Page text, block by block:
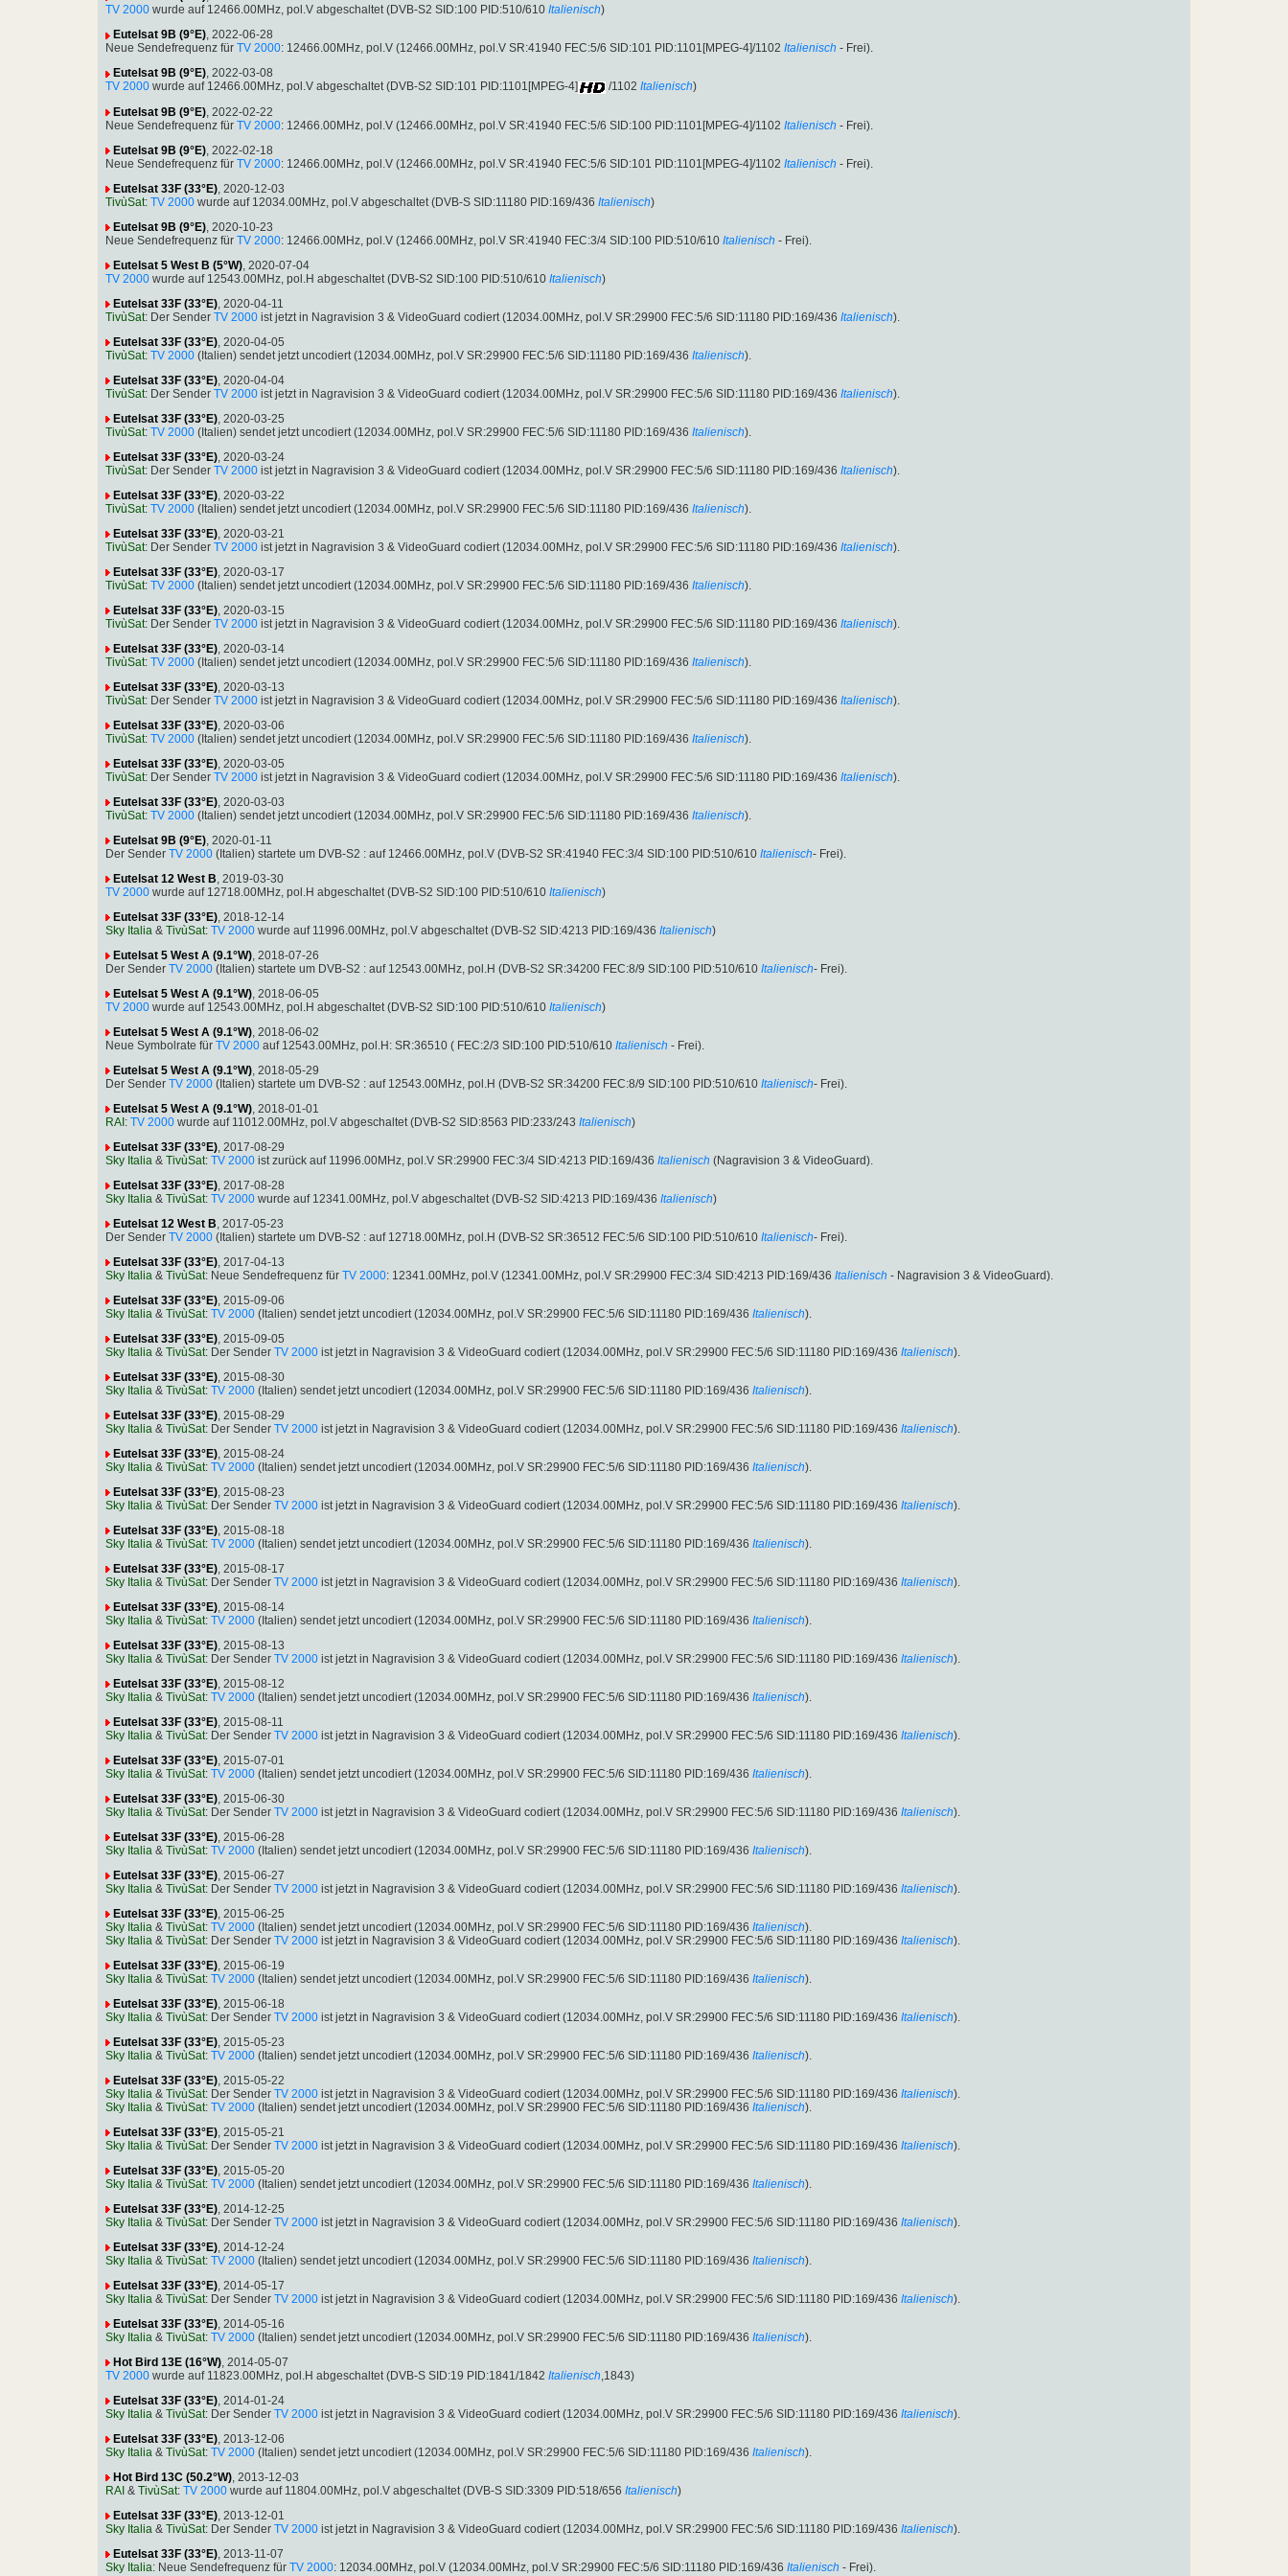
TV 2000 wurde auf 12466.00MHz, pol.V abgeschaltet (DVB-S2 SID:100 PID:510/610 Italienisch)
Eutelsat 9B (9°E), 2022-06-28
Neue Sendefrequenz für TV 2000: 12466.00MHz, pol.V (12466.00MHz, pol.V SR:41940 FEC:5/6 SID:101 PID:1101[MPEG-4]/1102 Italienisch - Frei).
Eutelsat 9B (9°E), 2022-03-08
TV 2000 wurde auf 12466.00MHz, pol.V abgeschaltet (DVB-S2 SID:101 PID:1101[MPEG-4] /1102 Italienisch)
Eutelsat 9B (9°E) , 2022-02-22
Neue Sendefrequenz für TV 2000: 12466.00MHz, pol.V (12466.00MHz, pol.V SR:41940 FEC:5/6 SID:100 PID:1101[MPEG-4]/1102 Italienisch - Frei).
Eutelsat 9B (9°E) , 2022-02-18
Neue Sendefrequenz für TV 2000: 12466.00MHz, pol.V (12466.00MHz, pol.V SR:41940 FEC:5/6 SID:101 PID:1101[MPEG-4]/1102 Italienisch - Frei).
Eutelsat 33F (33°E) , 2020-12-03
TivùSat: TV 2000 wurde auf 12034.00MHz, pol.V abgeschaltet (DVB-S SID:11180 PID:169/436 Italienisch)
Eutelsat 9B (9°E) , 2020-10-23
Neue Sendefrequenz für TV 2000: 12466.00MHz, pol.V (12466.00MHz, pol.V SR:41940 FEC:3/4 SID:100 PID:510/610 Italienisch - Frei).
Eutelsat 5 West B (5°W) , 2020-07-04
TV 2000 wurde auf 12543.00MHz, pol.H abgeschaltet (DVB-S2 SID:100 PID:510/610 Italienisch)
Eutelsat 33F (33°E) , 2020-04-11
TivùSat: Der Sender TV 2000 ist jetzt in Nagravision 3 & VideoGuard codiert (12034.00MHz, pol.V SR:29900 FEC:5/6 SID:11180 PID:169/436 Italienisch).
Eutelsat 33F (33°E) , 2020-04-05
TivùSat: TV 2000 (Italien) sendet jetzt uncodiert (12034.00MHz, pol.V SR:29900 FEC:5/6 SID:11180 PID:169/436 Italienisch).
Eutelsat 33F (33°E) , 2020-04-04
TivùSat: Der Sender TV 2000 ist jetzt in Nagravision 3 & VideoGuard codiert (12034.00MHz, pol.V SR:29900 FEC:5/6 SID:11180 PID:169/436 Italienisch).
Eutelsat 33F (33°E) , 2020-03-25
TivùSat: TV 2000 (Italien) sendet jetzt uncodiert (12034.00MHz, pol.V SR:29900 FEC:5/6 SID:11180 PID:169/436 Italienisch).
Eutelsat 33F (33°E) , 2020-03-24
TivùSat: Der Sender TV 2000 ist jetzt in Nagravision 3 & VideoGuard codiert (12034.00MHz, pol.V SR:29900 FEC:5/6 SID:11180 PID:169/436 Italienisch).
Eutelsat 33F (33°E) , 2020-03-22
TivùSat: TV 2000 (Italien) sendet jetzt uncodiert (12034.00MHz, pol.V SR:29900 FEC:5/6 SID:11180 PID:169/436 Italienisch).
Eutelsat 33F (33°E) , 2020-03-21
TivùSat: Der Sender TV 2000 ist jetzt in Nagravision 3 & VideoGuard codiert (12034.00MHz, pol.V SR:29900 FEC:5/6 SID:11180 PID:169/436 Italienisch).
Eutelsat 33F (33°E) , 2020-03-17
TivùSat: TV 2000 (Italien) sendet jetzt uncodiert (12034.00MHz, pol.V SR:29900 FEC:5/6 SID:11180 PID:169/436 Italienisch).
Eutelsat 33F (33°E) , 2020-03-15
TivùSat: Der Sender TV 2000 ist jetzt in Nagravision 3 & VideoGuard codiert (12034.00MHz, pol.V SR:29900 FEC:5/6 SID:11180 PID:169/436 Italienisch).
Eutelsat 33F (33°E) , 2020-03-14
TivùSat: TV 2000 (Italien) sendet jetzt uncodiert (12034.00MHz, pol.V SR:29900 FEC:5/6 SID:11180 PID:169/436 Italienisch).
Eutelsat 33F (33°E) , 2020-03-13
TivùSat: Der Sender TV 2000 ist jetzt in Nagravision 3 & VideoGuard codiert (12034.00MHz, pol.V SR:29900 FEC:5/6 SID:11180 PID:169/436 Italienisch).
Eutelsat 33F (33°E) , 2020-03-06
TivùSat: TV 2000 (Italien) sendet jetzt uncodiert (12034.00MHz, pol.V SR:29900 FEC:5/6 SID:11180 PID:169/436 Italienisch).
Eutelsat 33F (33°E) , 2020-03-05
TivùSat: Der Sender TV 2000 ist jetzt in Nagravision 3 & VideoGuard codiert (12034.00MHz, pol.V SR:29900 FEC:5/6 SID:11180 PID:169/436 Italienisch).
Eutelsat 33F (33°E) , 2020-03-03
TivùSat: TV 2000 (Italien) sendet jetzt uncodiert (12034.00MHz, pol.V SR:29900 FEC:5/6 SID:11180 PID:169/436 Italienisch).
Eutelsat 9B (9°E) , 2020-01-11
Der Sender TV 2000 (Italien) startete um DVB-S2 : auf 12466.00MHz, pol.V (DVB-S2 SR:41940 FEC:3/4 SID:100 PID:510/610 Italienisch- Frei).
Eutelsat 12 West B , 2019-03-30
TV 2000 wurde auf 12718.00MHz, pol.H abgeschaltet (DVB-S2 SID:100 PID:510/610 Italienisch)
Eutelsat 33F (33°E) , 2018-12-14
Sky Italia & TivùSat: TV 2000 wurde auf 11996.00MHz, pol.V abgeschaltet (DVB-S2 SID:4213 PID:169/436 Italienisch)
Eutelsat 5 West A (9.1°W) , 2018-07-26
Der Sender TV 2000 (Italien) startete um DVB-S2 : auf 12543.00MHz, pol.H (DVB-S2 SR:34200 FEC:8/9 SID:100 PID:510/610 Italienisch- Frei).
Eutelsat 5 West A (9.1°W) , 2018-06-05
TV 2000 wurde auf 12543.00MHz, pol.H abgeschaltet (DVB-S2 SID:100 PID:510/610 Italienisch)
Eutelsat 5 West A (9.1°W) , 2018-06-02
Neue Symbolrate für TV 2000 auf 12543.00MHz, pol.H: SR:36510 ( FEC:2/3 SID:100 PID:510/610 Italienisch - Frei).
Eutelsat 5 West A (9.1°W) , 2018-05-29
Der Sender TV 2000 (Italien) startete um DVB-S2 : auf 12543.00MHz, pol.H (DVB-S2 SR:34200 FEC:8/9 SID:100 PID:510/610 Italienisch- Frei).
Eutelsat 5 West A (9.1°W) , 2018-01-01
RAI: TV 2000 wurde auf 11012.00MHz, pol.V abgeschaltet (DVB-S2 SID:8563 PID:233/243 Italienisch)
Eutelsat 33F (33°E) , 2017-08-29
Sky Italia & TivùSat: TV 2000 ist zurück auf 11996.00MHz, pol.V SR:29900 FEC:3/4 SID:4213 PID:169/436 Italienisch (Nagravision 3 & VideoGuard).
Eutelsat 33F (33°E) , 2017-08-28
Sky Italia & TivùSat: TV 2000 wurde auf 12341.00MHz, pol.V abgeschaltet (DVB-S2 SID:4213 PID:169/436 Italienisch)
Eutelsat 12 West B , 2017-05-23
Der Sender TV 2000 (Italien) startete um DVB-S2 : auf 12718.00MHz, pol.H (DVB-S2 SR:36512 FEC:5/6 SID:100 PID:510/610 Italienisch- Frei).
Eutelsat 33F (33°E) , 2017-04-13
Sky Italia & TivùSat: Neue Sendefrequenz für TV 2000: 12341.00MHz, pol.V (12341.00MHz, pol.V SR:29900 FEC:3/4 SID:4213 PID:169/436 Italienisch - Nagravision 3 & VideoGuard).
Eutelsat 33F (33°E) , 2015-09-06
Sky Italia & TivùSat: TV 2000 (Italien) sendet jetzt uncodiert (12034.00MHz, pol.V SR:29900 FEC:5/6 SID:11180 PID:169/436 Italienisch).
Eutelsat 33F (33°E) , 2015-09-05
Sky Italia & TivùSat: Der Sender TV 2000 ist jetzt in Nagravision 3 & VideoGuard codiert (12034.00MHz, pol.V SR:29900 FEC:5/6 SID:11180 PID:169/436 Italienisch).
Eutelsat 33F (33°E) , 2015-08-30
Sky Italia & TivùSat: TV 2000 (Italien) sendet jetzt uncodiert (12034.00MHz, pol.V SR:29900 FEC:5/6 SID:11180 PID:169/436 Italienisch).
Eutelsat 33F (33°E) , 2015-08-29
Sky Italia & TivùSat: Der Sender TV 2000 ist jetzt in Nagravision 3 & VideoGuard codiert (12034.00MHz, pol.V SR:29900 FEC:5/6 SID:11180 PID:169/436 Italienisch).
Eutelsat 33F (33°E) , 2015-08-24
Sky Italia & TivùSat: TV 2000 (Italien) sendet jetzt uncodiert (12034.00MHz, pol.V SR:29900 FEC:5/6 SID:11180 PID:169/436 Italienisch).
Eutelsat 33F (33°E) , 2015-08-23
Sky Italia & TivùSat: Der Sender TV 2000 ist jetzt in Nagravision 3 & VideoGuard codiert (12034.00MHz, pol.V SR:29900 FEC:5/6 SID:11180 PID:169/436 Italienisch).
Eutelsat 33F (33°E) , 2015-08-18
Sky Italia & TivùSat: TV 2000 (Italien) sendet jetzt uncodiert (12034.00MHz, pol.V SR:29900 FEC:5/6 SID:11180 PID:169/436 Italienisch).
Eutelsat 33F (33°E) , 2015-08-17
Sky Italia & TivùSat: Der Sender TV 2000 ist jetzt in Nagravision 3 & VideoGuard codiert (12034.00MHz, pol.V SR:29900 FEC:5/6 SID:11180 PID:169/436 Italienisch).
Eutelsat 33F (33°E) , 2015-08-14
Sky Italia & TivùSat: TV 2000 (Italien) sendet jetzt uncodiert (12034.00MHz, pol.V SR:29900 FEC:5/6 SID:11180 PID:169/436 Italienisch).
Eutelsat 33F (33°E) , 2015-08-13
Sky Italia & TivùSat: Der Sender TV 2000 ist jetzt in Nagravision 3 & VideoGuard codiert (12034.00MHz, pol.V SR:29900 FEC:5/6 SID:11180 PID:169/436 Italienisch).
Eutelsat 33F (33°E) , 2015-08-12
Sky Italia & TivùSat: TV 2000 (Italien) sendet jetzt uncodiert (12034.00MHz, pol.V SR:29900 FEC:5/6 SID:11180 PID:169/436 Italienisch).
Eutelsat 33F (33°E) , 2015-08-11
Sky Italia & TivùSat: Der Sender TV 2000 ist jetzt in Nagravision 3 & VideoGuard codiert (12034.00MHz, pol.V SR:29900 FEC:5/6 SID:11180 PID:169/436 Italienisch).
Eutelsat 33F (33°E) , 2015-07-01
Sky Italia & TivùSat: TV 2000 (Italien) sendet jetzt uncodiert (12034.00MHz, pol.V SR:29900 FEC:5/6 SID:11180 PID:169/436 Italienisch).
Eutelsat 33F (33°E) , 2015-06-30
Sky Italia & TivùSat: Der Sender TV 2000 ist jetzt in Nagravision 3 & VideoGuard codiert (12034.00MHz, pol.V SR:29900 FEC:5/6 SID:11180 PID:169/436 Italienisch).
Eutelsat 33F (33°E) , 2015-06-28
Sky Italia & TivùSat: TV 2000 (Italien) sendet jetzt uncodiert (12034.00MHz, pol.V SR:29900 FEC:5/6 SID:11180 PID:169/436 Italienisch).
Eutelsat 33F (33°E) , 2015-06-27
Sky Italia & TivùSat: Der Sender TV 2000 ist jetzt in Nagravision 3 & VideoGuard codiert (12034.00MHz, pol.V SR:29900 FEC:5/6 SID:11180 PID:169/436 Italienisch).
Eutelsat 33F (33°E) , 2015-06-25
Sky Italia & TivùSat: TV 2000 (Italien) sendet jetzt uncodiert (12034.00MHz, pol.V SR:29900 FEC:5/6 SID:11180 PID:169/436 Italienisch).
Sky Italia & TivùSat: Der Sender TV 2000 ist jetzt in Nagravision 3 & VideoGuard codiert (12034.00MHz, pol.V SR:29900 FEC:5/6 SID:11180 PID:169/436 Italienisch).
Eutelsat 33F (33°E) , 2015-06-19
Sky Italia & TivùSat: TV 2000 (Italien) sendet jetzt uncodiert (12034.00MHz, pol.V SR:29900 FEC:5/6 SID:11180 PID:169/436 Italienisch).
Eutelsat 33F (33°E) , 2015-06-18
Sky Italia & TivùSat: Der Sender TV 2000 ist jetzt in Nagravision 3 & VideoGuard codiert (12034.00MHz, pol.V SR:29900 FEC:5/6 SID:11180 PID:169/436 Italienisch).
Eutelsat 33F (33°E) , 2015-05-23
Sky Italia & TivùSat: TV 2000 (Italien) sendet jetzt uncodiert (12034.00MHz, pol.V SR:29900 FEC:5/6 SID:11180 PID:169/436 Italienisch).
Eutelsat 33F (33°E) , 2015-05-22
Sky Italia & TivùSat: Der Sender TV 2000 ist jetzt in Nagravision 3 & VideoGuard codiert (12034.00MHz, pol.V SR:29900 FEC:5/6 SID:11180 PID:169/436 Italienisch).
Sky Italia & TivùSat: TV 2000 (Italien) sendet jetzt uncodiert (12034.00MHz, pol.V SR:29900 FEC:5/6 SID:11180 PID:169/436 Italienisch).
Eutelsat 33F (33°E) , 2015-05-21
Sky Italia & TivùSat: Der Sender TV 2000 ist jetzt in Nagravision 3 & VideoGuard codiert (12034.00MHz, pol.V SR:29900 FEC:5/6 SID:11180 PID:169/436 Italienisch).
Eutelsat 33F (33°E) , 2015-05-20
Sky Italia & TivùSat: TV 2000 (Italien) sendet jetzt uncodiert (12034.00MHz, pol.V SR:29900 FEC:5/6 SID:11180 PID:169/436 Italienisch).
Eutelsat 33F (33°E) , 2014-12-25
Sky Italia & TivùSat: Der Sender TV 2000 ist jetzt in Nagravision 3 & VideoGuard codiert (12034.00MHz, pol.V SR:29900 FEC:5/6 SID:11180 PID:169/436 Italienisch).
Eutelsat 33F (33°E) , 2014-12-24
Sky Italia & TivùSat: TV 2000 (Italien) sendet jetzt uncodiert (12034.00MHz, pol.V SR:29900 FEC:5/6 SID:11180 PID:169/436 Italienisch).
Eutelsat 33F (33°E) , 2014-05-17
Sky Italia & TivùSat: Der Sender TV 2000 ist jetzt in Nagravision 3 & VideoGuard codiert (12034.00MHz, pol.V SR:29900 FEC:5/6 SID:11180 PID:169/436 Italienisch).
Eutelsat 33F (33°E) , 2014-05-16
Sky Italia & TivùSat: TV 2000 (Italien) sendet jetzt uncodiert (12034.00MHz, pol.V SR:29900 FEC:5/6 SID:11180 PID:169/436 Italienisch).
Hot Bird 13E (16°W) , 2014-05-07
TV 2000 wurde auf 11823.00MHz, pol.H abgeschaltet (DVB-S SID:19 PID:1841/1842 Italienisch ,1843)
Eutelsat 33F (33°E) , 2014-01-24
Sky Italia & TivùSat: Der Sender TV 2000 ist jetzt in Nagravision 3 & VideoGuard codiert (12034.00MHz, pol.V SR:29900 FEC:5/6 SID:11180 PID:169/436 Italienisch).
Eutelsat 33F (33°E) , 2013-12-06
Sky Italia & TivùSat: TV 2000 (Italien) sendet jetzt uncodiert (12034.00MHz, pol.V SR:29900 FEC:5/6 SID:11180 PID:169/436 Italienisch).
Hot Bird 13C (50.2°W) , 2013-12-03
RAI & TivùSat: TV 2000 wurde auf 11804.00MHz, pol.V abgeschaltet (DVB-S SID:3309 PID:518/656 Italienisch)
Eutelsat 33F (33°E) , 2013-12-01
Sky Italia & TivùSat: Der Sender TV 2000 ist jetzt in Nagravision 3 & VideoGuard codiert (12034.00MHz, pol.V SR:29900 FEC:5/6 SID:11180 PID:169/436 Italienisch).
Eutelsat 33F (33°E) , 2013-11-07
Sky Italia: Neue Sendefrequenz für TV 2000: 12034.00MHz, pol.V (12034.00MHz, pol.V SR:29900 FEC:5/6 SID:11180 PID:169/436 Italienisch - Frei).